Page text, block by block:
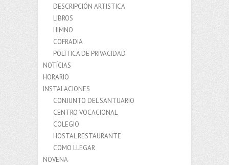
DESCRIPCIÓN ARTISTICA
LIBROS
HIMNO
COFRADIA
POLÍTICA DE PRIVACIDAD
NOTÍCIAS
HORARIO
INSTALACIONES
CONJUNTO DEL SANTUARIO
CENTRO VOCACIONAL
COLEGIO
HOSTAL RESTAURANTE
COMO LLEGAR
NOVENA